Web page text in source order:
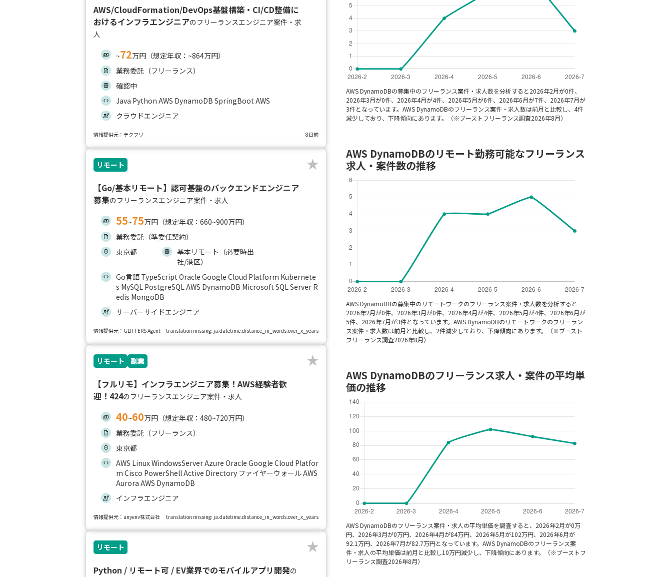
AWS/CloudFormation/DevOps基盤構築・CI/CD整備に
おけるインフラエンジニアのフリーランスエンジニア案件・求
人
~72万円（想定年収：~864万円）
業務委託（フリーランス）
確認中
Java Python AWS DynamoDB SpringBoot AWS
クラウドエンジニア
情報提供元：テクフリ 8日前
リモート
【Go/基本リモート】認可基盤のバックエンドエンジニア
募集のフリーランスエンジニア案件・求人
55~75万円（想定年収：660~900万円）
業務委託（準委任契約）
東京都
基本リモート（必要時出
社/港区）
Go言語 TypeScript Oracle Google Cloud Platform Kubernete
s MySQL PostgreSQL AWS DynamoDB Microsoft SQL Server R
edis MongoDB
サーバーサイドエンジニア
情報提供元：GLITTERS Agent translation missing: ja.datetime.distance_in_words.over_x_years
リモート 副業
【フルリモ】インフラエンジニア募集！AWS経験者歓
迎！424のフリーランスエンジニア案件・求人
40~60万円（想定年収：480~720万円）
業務委託（フリーランス）
東京都
AWS Linux WindowsServer Azure Oracle Google Cloud Platfor
m Cisco PowerShell Active Directory ファイヤーウォール AWS
Aurora AWS DynamoDB
インフラエンジニア
情報提供元：anyenv株式会社 translation missing: ja.datetime.distance_in_words.over_x_years
リモート
Python / リモート可 / EV業界でのモバイルアプリ開発の
AWS DynamoDBの募集中のフリーランス案件・求人数を分析すると2026年2月が0件、
2026年3月が0件、2026年4月が4件、2026年5月が6件、2026年6月が7件、2026年7月が
3件となっています。AWS DynamoDBのフリーランス案件・求人数は前月と比較し、4件
減少しており、下降傾向にあります。（※ブーストフリーランス調査2026年8月）
AWS DynamoDBのリモート勤務可能なフリーランス
求人・案件数の推移
AWS DynamoDBの募集中のリモートワークのフリーランス案件・求人数を分析すると
2026年2月が0件、2026年3月が0件、2026年4月が4件、2026年5月が4件、2026年6月が
5件、2026年7月が3件となっています。AWS DynamoDBのリモートワークのフリーラン
ス案件・求人数は前月と比較し、2件減少しており、下降傾向にあります。（※ブースト
フリーランス調査2026年8月）
AWS DynamoDBのフリーランス求人・案件の平均単
価の推移
AWS DynamoDBのフリーランス案件・求人の平均単価を調査すると、2026年2月が0万
円、2026年3月が0万円、2026年4月が84万円、2026年5月が102万円、2026年6月が
92.1万円、2026年7月が82.7万円となっています。AWS DynamoDBのフリーランス案
件・求人の平均単価は前月と比較し10万円減少し、下降傾向にあります。（※ブーストフ
リーランス調査2026年8月）